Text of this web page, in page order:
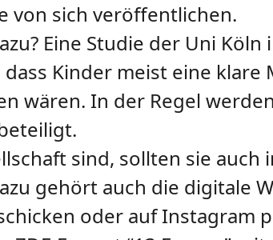
von sich veröffentlichen.
Eine Studie der Uni
Kinder meist eine
wären. In der Regel
sind, sollten sie
gehört auch die digitale
oder auf Instagram